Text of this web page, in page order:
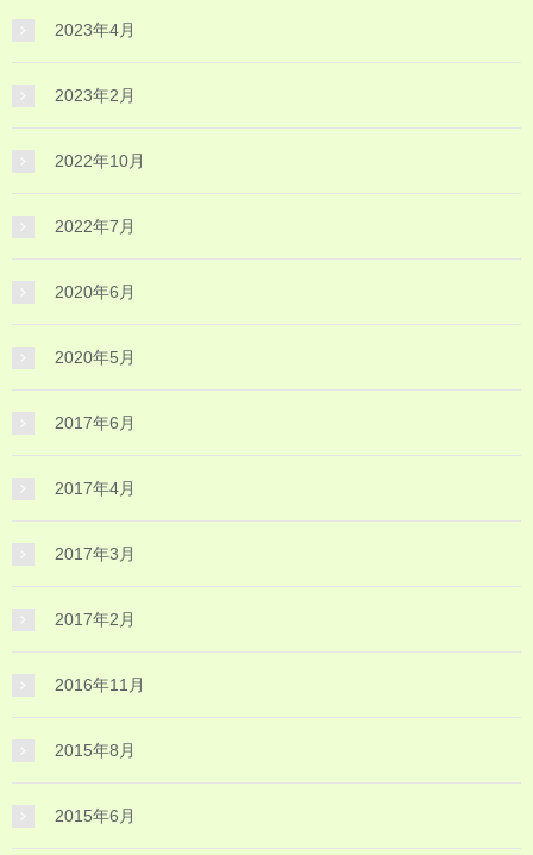
2023年4月
2023年2月
2022年10月
2022年7月
2020年6月
2020年5月
2017年6月
2017年4月
2017年3月
2017年2月
2016年11月
2015年8月
2015年6月